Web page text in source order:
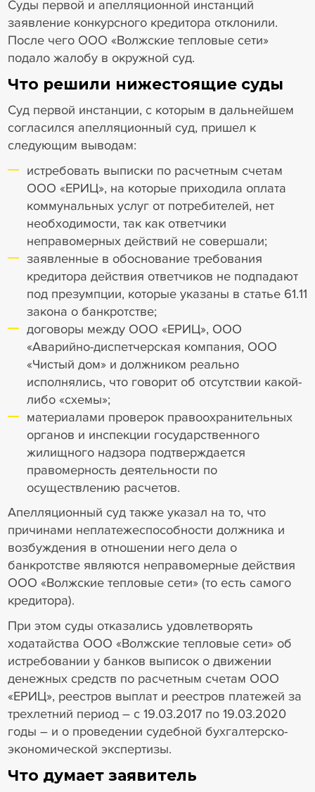
Суды первой и апелляционной инстанций
заявление конкурсного кредитора отклонили.
После чего ООО «Волжские тепловые сети»
подало жалобу в окружной суд.
Что решили нижестоящие суды
Суд первой инстанции, с которым в дальнейшем
согласился апелляционный суд, пришел к
следующим выводам:
истребовать выписки по расчетным счетам
ООО «ЕРИЦ», на которые приходила оплата
коммунальных услуг от потребителей, нет
необходимости, так как ответчики
неправомерных действий не совершали;
заявленные в обоснование требования
кредитора действия ответчиков не подпадают
под презумпции, которые указаны в статье 61.11
закона о банкротстве;
договоры между ООО «ЕРИЦ», ООО
«Аварийно-диспетчерская компания, ООО
«Чистый дом» и должником реально
исполнялись, что говорит об отсутствии какой-
либо «схемы»;
материалами проверок правоохранительных
органов и инспекции государственного
жилищного надзора подтверждается
правомерность деятельности по
осуществлению расчетов.
Апелляционный суд также указал на то, что
причинами неплатежеспособности должника и
возбуждения в отношении него дела о
банкротстве являются неправомерные действия
ООО «Волжские тепловые сети» (то есть самого
кредитора).
При этом суды отказались удовлетворять
ходатайства ООО «Волжские тепловые сети» об
истребовании у банков выписок о движении
денежных средств по расчетным счетам ООО
«ЕРИЦ», реестров выплат и реестров платежей за
трехлетний период – с 19.03.2017 по 19.03.2020
годы – и о проведении судебной бухгалтерско-
экономической экспертизы.
Что думает заявитель